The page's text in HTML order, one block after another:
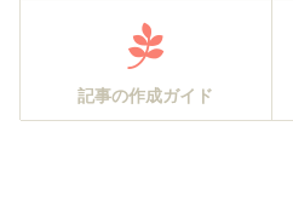
記事の作成ガイド